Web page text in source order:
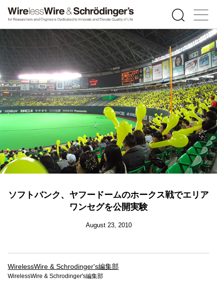
ソフトバンク、ヤフードームのホークス戦でエリア
ワンセグを公開実験
August 23, 2010
WirelessWire & Schrodinger's編集部
WirelessWire & Schrodinger's編集部